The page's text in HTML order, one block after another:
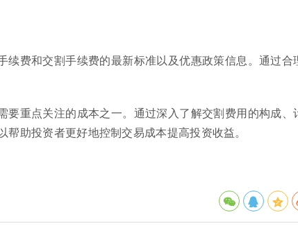
费和交割手续费的最新标准以及优惠政策信息。通过合
重点关注的成本之一。通过深入了解交割费用的构成、
助投资者更好地控制交易成本提高投资收益。